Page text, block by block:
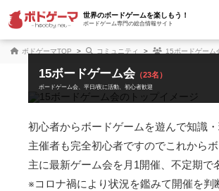
世界のボードゲームを楽しもう！
ボードゲーム専門の総合情報サイト
ボドゲーマTOP コミュニティ 15ボードゲーム
15ボードゲーム会 （23名）
ボードゲーム会 平日/夜に活動 初心者歓迎
初心者からボードゲームを遊んで知識
主催者も完全初心者ですのでこれから
主に最新ゲーム会を月1開催、不定期で
※コロナ禍により状況を鑑みて開催を判